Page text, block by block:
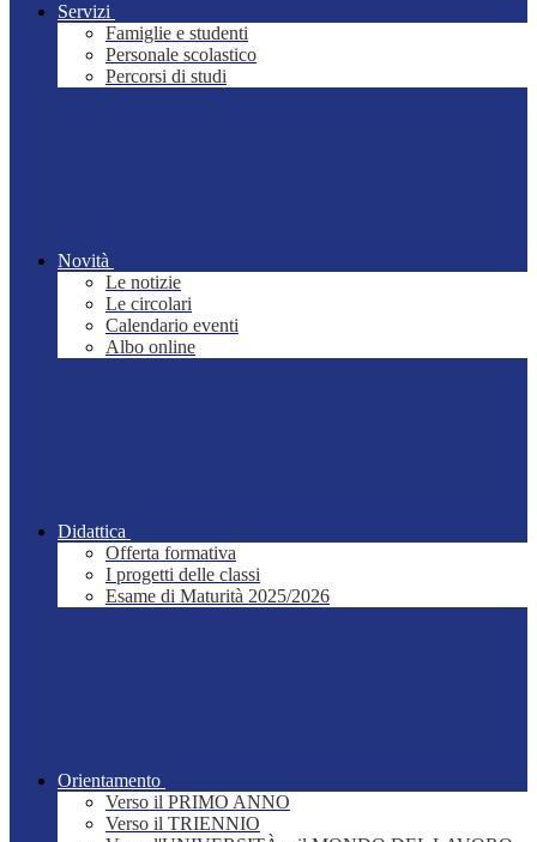
Servizi
Famiglie e studenti
Personale scolastico
Percorsi di studi
Novità
Le notizie
Le circolari
Calendario eventi
Albo online
Didattica
Offerta formativa
I progetti delle classi
Esame di Maturità 2025/2026
Orientamento
Verso il PRIMO ANNO
Verso il TRIENNIO